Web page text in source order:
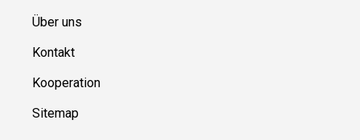
Über uns
Kontakt
Kooperation
Sitemap